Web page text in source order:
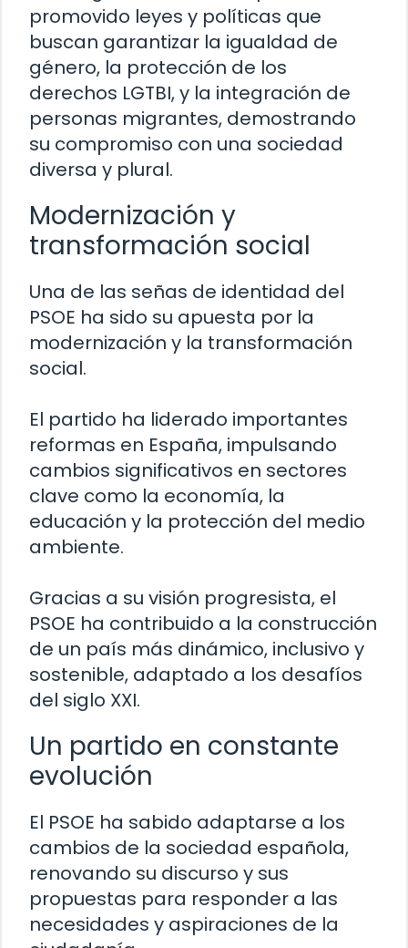
promovido leyes y políticas que
buscan garantizar la igualdad de
género, la protección de los
derechos LGTBI, y la integración de
personas migrantes, demostrando
su compromiso con una sociedad
diversa y plural.
Modernización y
transformación social
Una de las señas de identidad del
PSOE ha sido su apuesta por la
modernización y la transformación
social.
El partido ha liderado importantes
reformas en España, impulsando
cambios significativos en sectores
clave como la economía, la
educación y la protección del medio
ambiente.
Gracias a su visión progresista, el
PSOE ha contribuido a la construcción
de un país más dinámico, inclusivo y
sostenible, adaptado a los desafíos
del siglo XXI.
Un partido en constante
evolución
El PSOE ha sabido adaptarse a los
cambios de la sociedad española,
renovando su discurso y sus
propuestas para responder a las
necesidades y aspiraciones de la